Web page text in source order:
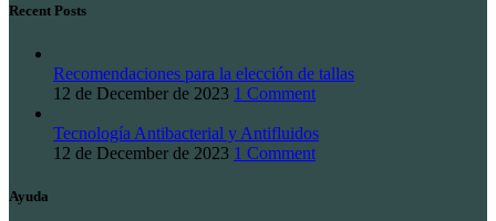
Recent Posts
Recomendaciones para la elección de tallas
12 de December de 2023 1 Comment
Tecnología Antibacterial y Antifluidos
12 de December de 2023 1 Comment
Ayuda